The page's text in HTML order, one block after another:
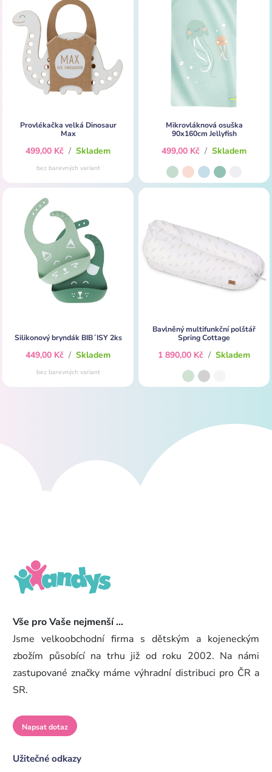
Provlékačka velká Dinosaur
Max
499,00 Kč / Skladem
bez barevných variant
Mikrovláknová osuška
90x160cm Jellyfish
499,00 Kč / Skladem
Silikonový bryndák BIB´ISY 2ks
449,00 Kč / Skladem
bez barevných variant
Bavlněný multifunkční polštář
Spring Cottage
1 890,00 Kč / Skladem
Vše pro Vaše nejmenší ...
Jsme velkoobchodní firma s dětským a kojeneckým
zbožím působící na trhu již od roku 2002. Na námi
zastupované značky máme výhradní distribuci pro ČR a
SR.
Napsat dotaz
Užitečné odkazy